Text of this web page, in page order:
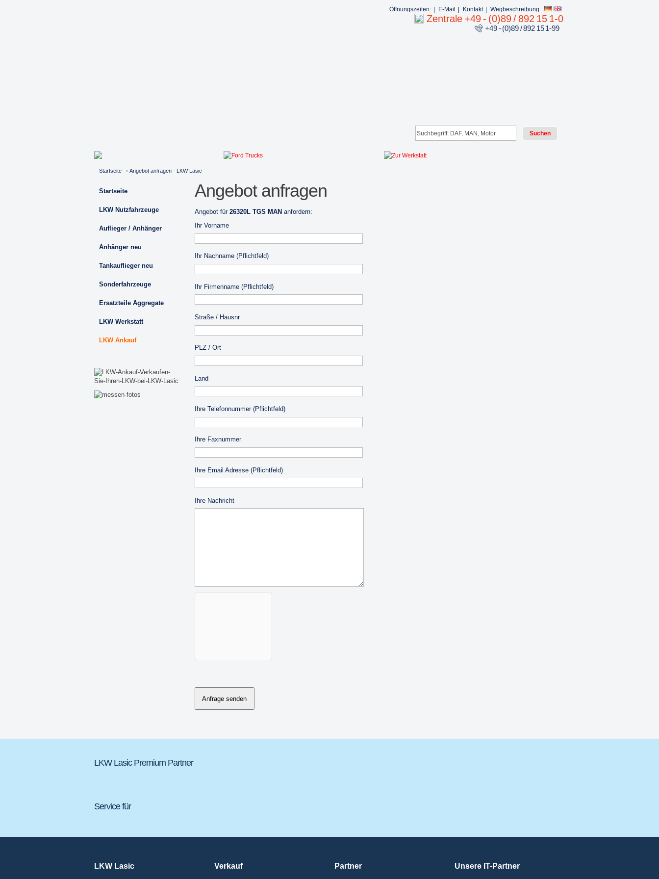
Wegbeschreibung
Kontakt
E-Mail
Öffnungszeiten:
Zentrale +49 - (0)89 / 892 15 1-0
+49 - (0)89 / 892 15 1-99
Startseite »Angebot anfragen - LKW Lasic
Startseite
LKW Nutzfahrzeuge
Auflieger / Anhänger
Anhänger neu
Tankauflieger neu
Sonderfahrzeuge
Ersatzteile Aggregate
LKW Werkstatt
LKW Ankauf
Angebot anfragen
Angebot für 26320L TGS MAN anfordern:
Ihr Vorname
Ihr Nachname (Pflichtfeld)
Ihr Firmenname (Pflichtfeld)
Straße / Hausnr
PLZ / Ort
Land
Ihre Telefonnummer (Pflichtfeld)
Ihre Faxnummer
Ihre Email Adresse (Pflichtfeld)
Ihre Nachricht
Anfrage senden
LKW Lasic Premium Partner
Service für
LKW Lasic Verkauf Partner Unsere IT-Partner